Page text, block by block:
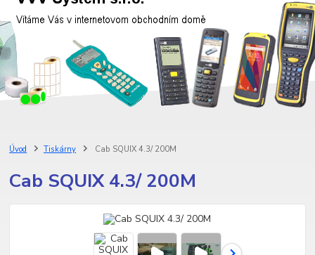
Úvod Tiskárny Cab SQUIX 4.3/ 200M
Cab SQUIX 4.3/ 200M